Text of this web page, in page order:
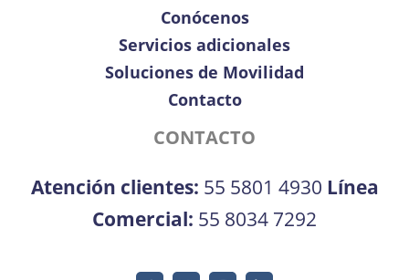
Conócenos
Servicios adicionales
Soluciones de Movilidad
Contacto
CONTACTO
Atención clientes: 55 5801 4930 Línea
Comercial: 55 8034 7292